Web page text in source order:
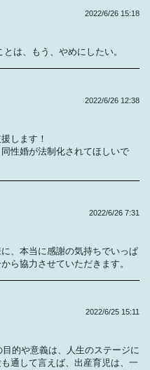
は、もう、やめにしたい。
2022/6/26 15:18
します！
性婚が法制化されてほしいで
2022/6/26 12:38
、本当に感謝の気持ちでいっぱ
ら協力させていただきます。
2022/6/26 7:31
的や意義は、人生のステージに
通して言えば、出産育児は、一
2022/6/25 15:11